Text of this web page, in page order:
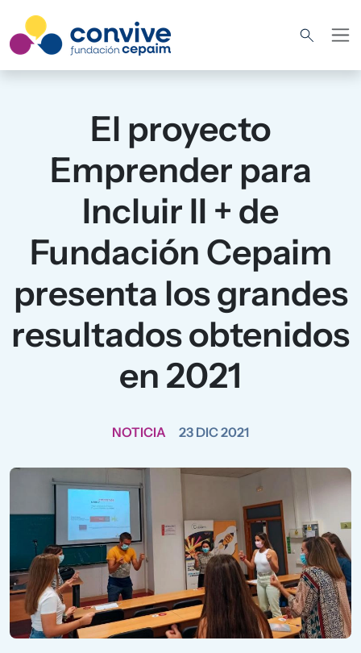
El proyecto
Emprender para
Incluir II + de
Fundación Cepaim
presenta los grandes
resultados obtenidos
en 2021
NOTICIA 23 DIC 2021